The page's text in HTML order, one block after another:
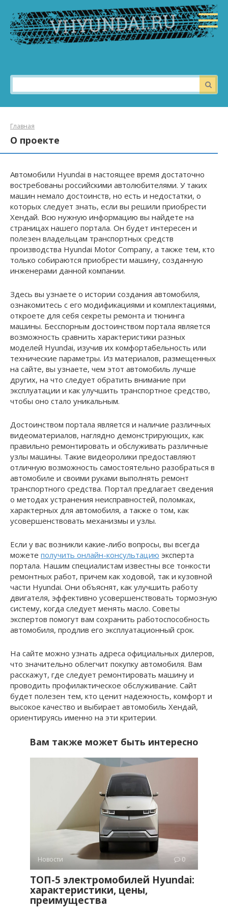
контенту
Поиск:
Главная
О проекте
Автомобили Hyundai в настоящее время достаточно
востребованы российскими автолюбителями. У таких
машин немало достоинств, но есть и недостатки, о
которых следует знать, если вы решили приобрести
Хендай. Всю нужную информацию вы найдете на
страницах нашего портала. Он будет интересен и
полезен владельцам транспортных средств
производства Hyundai Motor Company, а также тем, кто
только собираются приобрести машину, созданную
инженерами данной компании.
Здесь вы узнаете о истории создания автомобиля,
ознакомитесь с его модификациями и комплектациями,
откроете для себя секреты ремонта и тюнинга
машины. Бесспорным достоинством портала является
возможность сравнить характеристики разных
моделей Hyundai, изучив их комфортабельность или
технические параметры. Из материалов, размещенных
на сайте, вы узнаете, чем этот автомобиль лучше
других, на что следует обратить внимание при
эксплуатации и как улучшить транспортное средство,
чтобы оно стало уникальным.
Достоинством портала является и наличие различных
видеоматериалов, наглядно демонстрирующих, как
правильно ремонтировать и обслуживать различные
узлы машины. Такие видеоролики предоставляют
отличную возможность самостоятельно разобраться в
автомобиле и своими руками выполнять ремонт
транспортного средства. Портал предлагает сведения
о методах устранения неисправностей, поломках,
характерных для автомобиля, а также о том, как
усовершенствовать механизмы и узлы.
Если у вас возникли какие-либо вопросы, вы всегда
можете получить онлайн-консультацию эксперта
портала. Нашим специалистам известны все тонкости
ремонтных работ, причем как ходовой, так и кузовной
части Hyundai. Они объяснят, как улучшить работу
двигателя, эффективно усовершенствовать тормозную
систему, когда следует менять масло. Советы
экспертов помогут вам сохранить работоспособность
автомобиля, продлив его эксплуатационный срок.
На сайте можно узнать адреса официальных дилеров,
что значительно облегчит покупку автомобиля. Вам
расскажут, где следует ремонтировать машину и
проводить профилактическое обслуживание. Сайт
будет полезен тем, кто ценит надежность, комфорт и
высокое качество и выбирает автомобиль Хендай,
ориентируясь именно на эти критерии.
Вам также может быть интересно
Новости 0
ТОП-5 электромобилей Hyundai:
характеристики, цены,
преимущества